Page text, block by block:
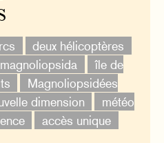
deux hélicoptères
magnoliopsida
île de
Magnoliopsidées
dimension
météo
accès unique